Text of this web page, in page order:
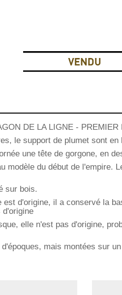
DE LA LIGNE - PREMIER
le support de plumet sont en
une tête de gorgone, en
modèle du début de l'empire.
sur bois.
est d'origine, il a conservé la
elle n'est pas d'origine,
mais montées sur